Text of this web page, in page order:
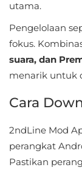
&
Local
Video
Players
Weather
utama.
Pengelolaan
fokus.
suara, dan
menarik untuk
Cara
2ndLine Mod
perangkat
Pastikan